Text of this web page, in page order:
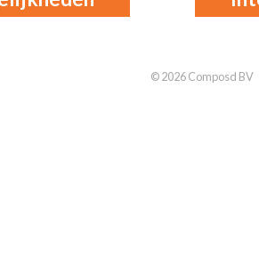
© 2026 Composd